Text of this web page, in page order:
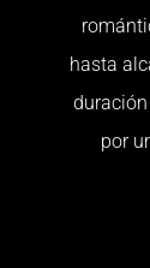
hasta
por